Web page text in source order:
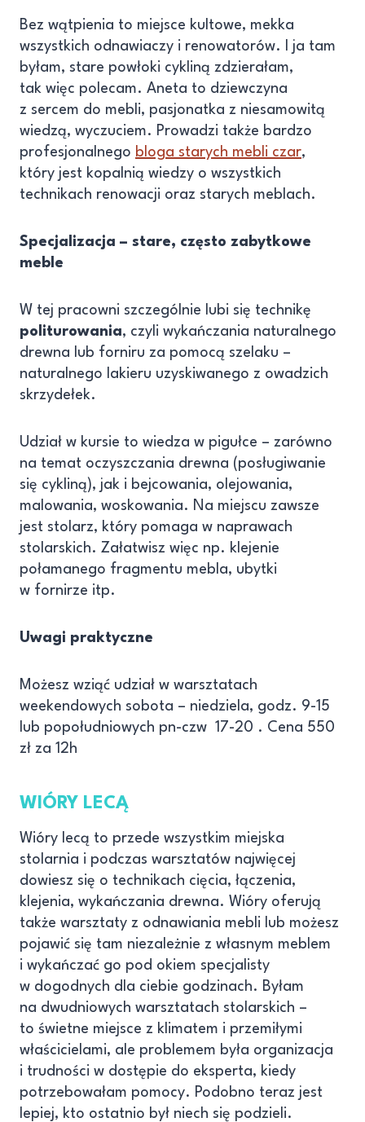
Bez wątpienia to miejsce kultowe, mekka
wszystkich odnawiaczy i renowatorów. I ja tam
byłam, stare powłoki cykliną zdzierałam,
tak więc polecam. Aneta to dziewczyna
z sercem do mebli, pasjonatka z niesamowitą
wiedzą, wyczuciem. Prowadzi także bardzo
profesjonalnego bloga starych mebli czar,
który jest kopalnią wiedzy o wszystkich
technikach renowacji oraz starych meblach.
Specjalizacja – stare, często zabytkowe
meble
W tej pracowni szczególnie lubi się technikę
politurowania, czyli wykańczania naturalnego
drewna lub forniru za pomocą szelaku –
naturalnego lakieru uzyskiwanego z owadzich
skrzydełek.
Udział w kursie to wiedza w pigułce – zarówno
na temat oczyszczania drewna (posługiwanie
się cykliną), jak i bejcowania, olejowania,
malowania, woskowania. Na miejscu zawsze
jest stolarz, który pomaga w naprawach
stolarskich. Załatwisz więc np. klejenie
połamanego fragmentu mebla, ubytki
w fornirze itp.
Uwagi praktyczne
Możesz wziąć udział w warsztatach
weekendowych sobota – niedziela, godz. 9-15
lub popołudniowych pn-czw 17-20 . Cena 550
zł za 12h
WIÓRY LECĄ
Wióry lecą to przede wszystkim miejska
stolarnia i podczas warsztatów najwięcej
dowiesz się o technikach cięcia, łączenia,
klejenia, wykańczania drewna. Wióry oferują
także warsztaty z odnawiania mebli lub możesz
pojawić się tam niezależnie z własnym meblem
i wykańczać go pod okiem specjalisty
w dogodnych dla ciebie godzinach. Byłam
na dwudniowych warsztatach stolarskich –
to świetne miejsce z klimatem i przemiłymi
właścicielami, ale problemem była organizacja
i trudności w dostępie do eksperta, kiedy
potrzebowałam pomocy. Podobno teraz jest
lepiej, kto ostatnio był niech się podzieli.